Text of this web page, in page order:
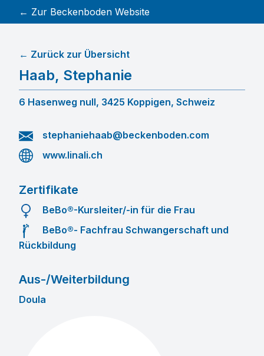
← Zur Beckenboden Website
Haab, Stephanie
← Zurück zur Übersicht
6 Hasenweg null, 3425 Koppigen, Schweiz
stephaniehaab@beckenboden.com
www.linali.ch
Zertifikate
BeBo®-Kursleiter/-in für die Frau
BeBo®- Fachfrau Schwangerschaft und
Rückbildung
Aus-/Weiterbildung
Doula